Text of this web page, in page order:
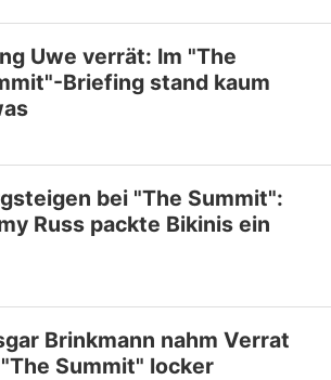
Uwe verrät: Im "The
Briefing stand kaum
bei "The Summit":
Russ packte Bikinis ein
Brinkmann nahm Verrat
Summit" locker